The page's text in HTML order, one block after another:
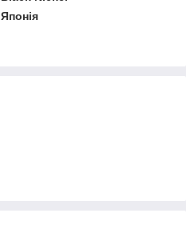
Японія